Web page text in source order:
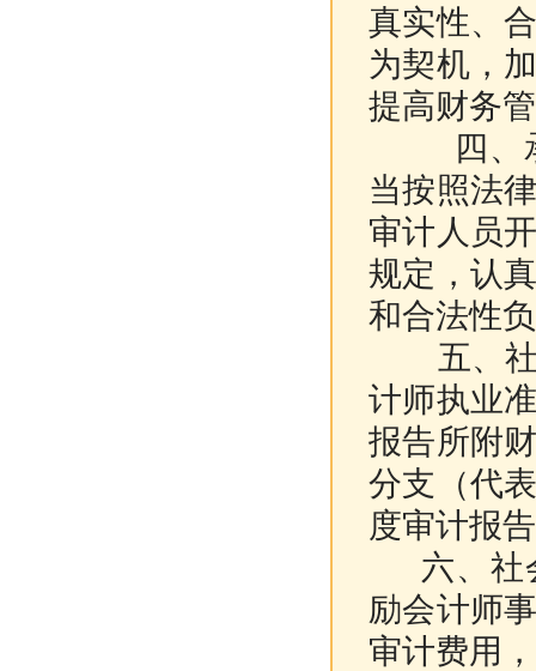
真实性、
为契机，
提高财务
四、承
当按照法
审计人员
规定，认
和合法性
五、社
计师执业
报告所附
分支（代
度审计报
六、社
励会计师
审计费用